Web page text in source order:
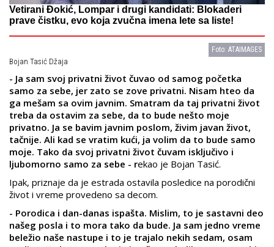
Vetirani Đokić, Lompar i drugi kandidati: Blokaderi
prave čistku, evo koja zvučna imena lete sa liste!
Foto: ATAIMAGES
Bojan Tasić Džaja
- Ja sam svoj privatni život čuvao od samog početka
samo za sebe, jer zato se zove privatni. Nisam hteo da
ga mešam sa ovim javnim. Smatram da taj privatni život
treba da ostavim za sebe, da to bude nešto moje
privatno. Ja se bavim javnim poslom, živim javan život,
tačnije. Ali kad se vratim kući, ja volim da to bude samo
moje. Tako da svoj privatni život čuvam isključivo i
ljubomorno samo za sebe - rekao je Bojan Tasić.
Ipak, priznaje da je estrada ostavila posledice na porodični
život i vreme provedeno sa decom.
- Porodica i dan-danas ispašta. Mislim, to je sastavni deo
našeg posla i to mora tako da bude. Ja sam jedno vreme
beležio naše nastupe i to je trajalo nekih sedam, osam